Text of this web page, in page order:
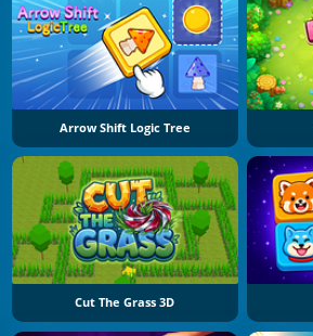
Arrow Shift Logic Tree
Cut The Grass 3D